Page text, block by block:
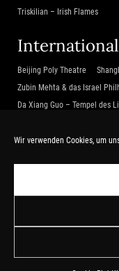
Wir verwenden Cookies, um
Triskilian – Irish Flames
Beijing Poly Theatre
Zubin Mehta & das Israel
Da Xiang Guo – Tempel des
Service
Home Kontakt
©
Impressum